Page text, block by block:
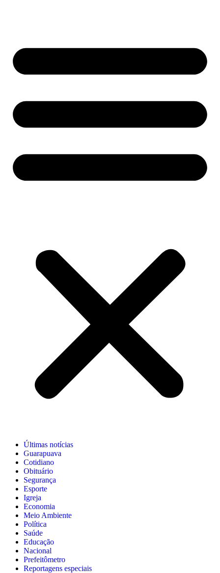
Últimas notícias
Guarapuava
Cotidiano
Obituário
Segurança
Esporte
Igreja
Economia
Meio Ambiente
Política
Saúde
Educação
Nacional
Prefeitômetro
Reportagens especiais